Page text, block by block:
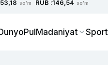
so'm RUB :146,54 so'm
PulMadaniyat Sport